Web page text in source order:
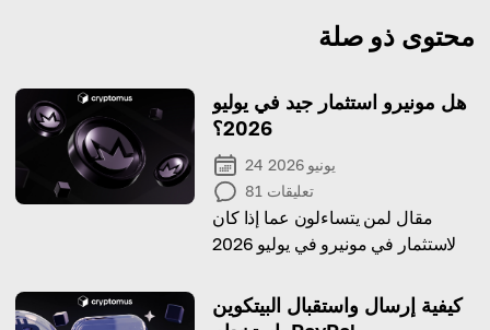
محتوى ذو صلة
هل مونيرو استثمار جيد في يوليو
2026؟
24 يونيو 2026
81 تعليقات
مقال لمن يتساءلون عما إذا كان
الاستثمار في مونيرو في يوليو 2026
وتاريخ سعره، والنتائج المحتملة،
كيفية إرسال واستقبال البيتكوين